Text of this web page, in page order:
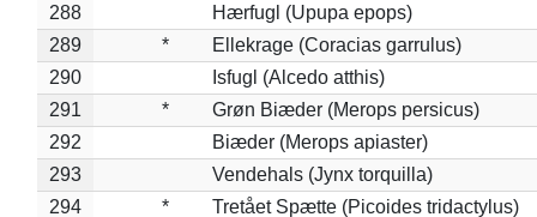
288
Hærfugl (Upupa epops)
289
*
Ellekrage (Coracias garrulus)
290
Isfugl (Alcedo atthis)
291
*
Grøn Biæder (Merops persicus)
292
Biæder (Merops apiaster)
293
Vendehals (Jynx torquilla)
294
*
Tretået Spætte (Picoides tridactylus)